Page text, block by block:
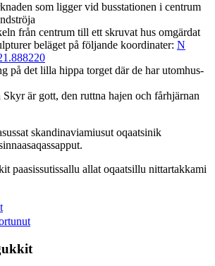
som ligger vid busstationen i centrum
från centrum till ett skruvat hus omgärdat
beläget på följande koordinater: N
på det lilla hippa torget där de har utomhus-
Skyr är gott, den ruttna hajen och fårhjärnan
skandinaviamiusut oqaatsinik
paasissutissallu allat oqaatsillu nittartakkami